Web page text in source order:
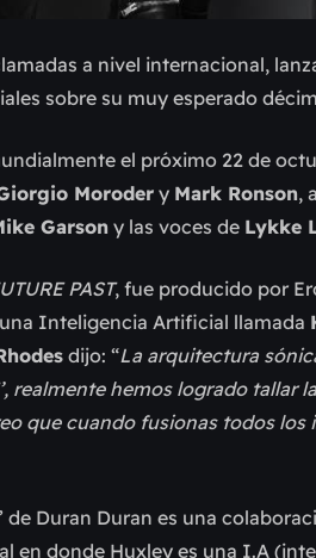
a nivel internacional,
sobre su muy esperado
el próximo 22 de
Moroder y Mark Ronson,
Garson y las voces de Lykke
PAST, fue producido por
Inteligencia Artificial llamada
dijo: “La arquitectura
realmente hemos logrado tallar
que cuando fusionas todos
de Duran Duran es una
en donde Huxley es una I.A